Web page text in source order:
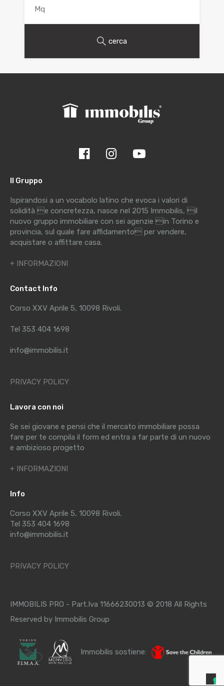
cerca
Il Gruppo
Ispirandosi a un vocabolo latino che evoca i valori di
solidità e concretezza, nasce nel 2015 Immobilis, il
nuovo gruppo immobiliare con sei agenzie in Torino e
provincia, sul quale fare affidamento per vendere,
acquistare o affittare casa.
+ INFORMAZIONI
Contact Info
Corso XXV Aprile 5, 10098 Rivoli.
Tel 353 404 1698
info@immobilis.it
PRIVACY POLICY
Lavora con noi
Se sei giovane e pensi che il mercato immobiliare possa
fare per te compila il form ed entra a far parte di un nuovo
e ambizioso progetto
+ INFORMAZIONI
Info
Corso XXV Aprile 5, 10098 Rivoli.
Tel 353 404 1698
info@immobilis.it
PRIVACY POLICY
IMMOBILIS PRO - Part.Iva 11666230013 © 2018 All Rights
Reserved by Immobilis Group
Immobilis sostiene: